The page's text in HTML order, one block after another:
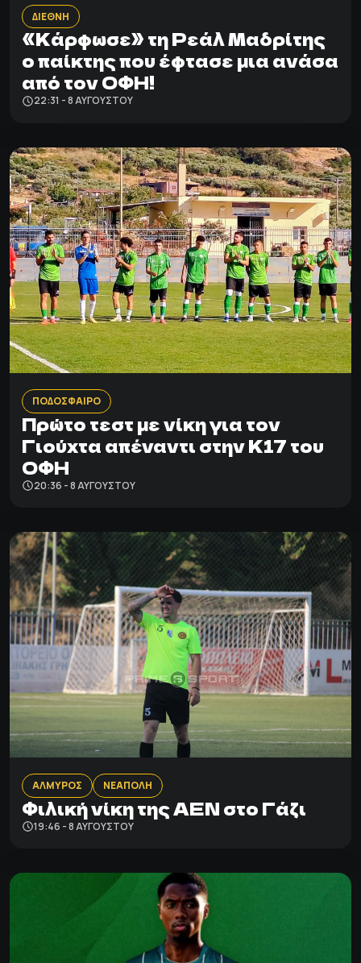
ΔΙΕΘΝΗ
«Κάρφωσε» τη Ρεάλ Μαδρίτης
ο παίκτης που έφτασε μια ανάσα
από τον ΟΦΗ!
22:31 - 8 ΑΥΓΟΎΣΤΟΥ
ΠΟΔΟΣΦΑΙΡΟ
Πρώτο τεστ με νίκη για τον
Γιούχτα απέναντι στην Κ17 του
ΟΦΗ
20:36 - 8 ΑΥΓΟΎΣΤΟΥ
ΑΛΜΥΡΟΣ ΝΕΑΠΟΛΗ
Φιλική νίκη της ΑΕΝ στο Γάζι
19:46 - 8 ΑΥΓΟΎΣΤΟΥ